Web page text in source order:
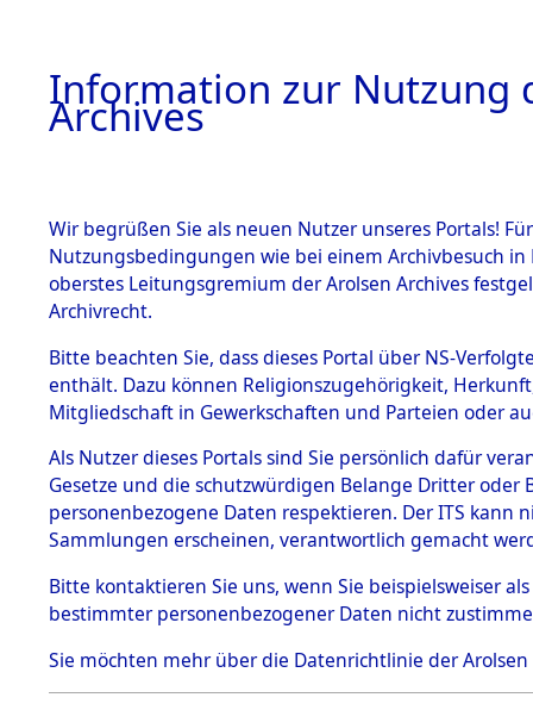
BESTÄNDE
1.
mente
5. Verschiedenes
5.3
Todesmärsche
5.3.1 Alliierte
Erhebungen
zu
Todesmärsch
en
5.3.2
0032
Information zur Nutzung
Archives
Wir begrüßen Sie als neuen Nutzer unseres Portals!
Nutzungsbedingungen wie bei einem Archivbesuch
oberstes Leitungsgremium der Arolsen Archives
Archivrecht.
Bitte beachten Sie, dass dieses Portal über NS-
enthält. Dazu können Religionszugehörigkeit,
Mitgliedschaft in Gewerkschaften und Parteien oder
Als Nutzer dieses Portals sind Sie persönlich dafür
Gesetze und die schutzwürdigen Belange Dritter
personenbezogene Daten respektieren. Der ITS
Sammlungen erscheinen, verantwortlich gemacht
Bitte kontaktieren Sie uns, wenn Sie beispielsweiser
bestimmter personenbezogener Daten nicht
Sie möchten mehr über die Datenrichtlinie der Arolsen